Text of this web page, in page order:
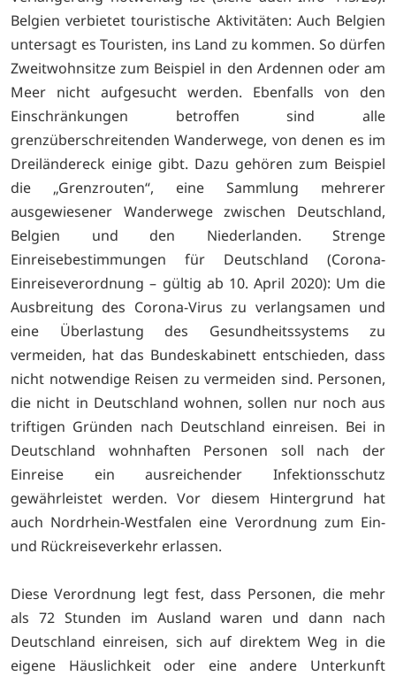
Belgien verbietet touristische Aktivitäten: Auch Belgien
untersagt es Touristen, ins Land zu kommen. So dürfen
Zweitwohnsitze zum Beispiel in den Ardennen oder am
Meer nicht aufgesucht werden. Ebenfalls von den
Einschränkungen betroffen sind alle
grenzüberschreitenden Wanderwege, von denen es im
Dreiländereck einige gibt. Dazu gehören zum Beispiel
die „Grenzrouten“, eine Sammlung mehrerer
ausgewiesener Wanderwege zwischen Deutschland,
Belgien und den Niederlanden. Strenge
Einreisebestimmungen für Deutschland (Corona-
Einreiseverordnung – gültig ab 10. April 2020): Um die
Ausbreitung des Corona-Virus zu verlangsamen und
eine Überlastung des Gesundheitssystems zu
vermeiden, hat das Bundeskabinett entschieden, dass
nicht notwendige Reisen zu vermeiden sind. Personen,
die nicht in Deutschland wohnen, sollen nur noch aus
triftigen Gründen nach Deutschland einreisen. Bei in
Deutschland wohnhaften Personen soll nach der
Einreise ein ausreichender Infektionsschutz
gewährleistet werden. Vor diesem Hintergrund hat
auch Nordrhein-Westfalen eine Verordnung zum Ein-
und Rückreiseverkehr erlassen.
Diese Verordnung legt fest, dass Personen, die mehr
als 72 Stunden im Ausland waren und dann nach
Deutschland einreisen, sich auf direktem Weg in die
eigene Häuslichkeit oder eine andere Unterkunft